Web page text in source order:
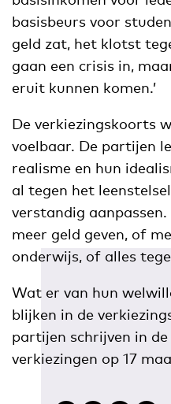
basisbeurs voor
geld zat, het klotst
gaan een crisis in,
eruit kunnen komen.’
De verkiezingskoorts
voelbaar. De partijen
realisme en hun
al tegen het
verstandig
meer geld geven, of
onderwijs, of alles
Wat er van hun
blijken in de
partijen schrijven in
verkiezingen op 17